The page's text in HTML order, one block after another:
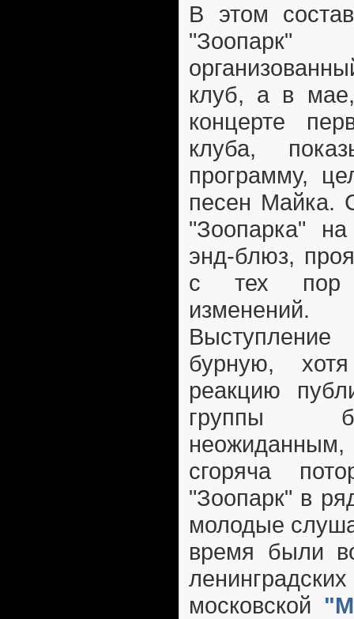
В этом
клуб, а в
концерте
клуба,
программу,
песен Майка.
"Зоопарка"
энд-блюз,
с тех пор
изменений.
Выступление
бурную,
реакцию
группы
сгоряча
"Зоопарк" в
молодые
время были
московской